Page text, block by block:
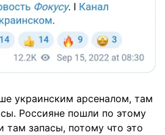
украинским арсеналом, там
Россияне пошли по этому
там запасы, потому что это